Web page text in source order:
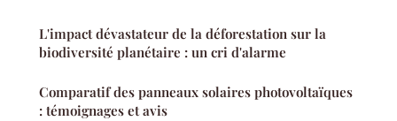
L'impact dévastateur de la déforestation sur la
biodiversité planétaire : un cri d'alarme
Comparatif des panneaux solaires photovoltaïques
: témoignages et avis